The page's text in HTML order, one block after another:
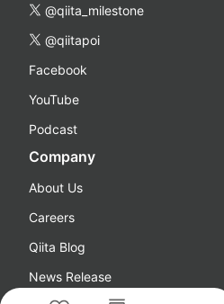
@qiita_milestone
@qiitapoi
Facebook
YouTube
Podcast
Company
About Us
Careers
Qiita Blog
News Release